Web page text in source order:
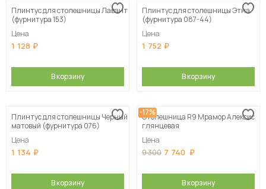
Плинтус для столешницы Лавант
(фурнитура 153)
Цена
1 128
В корзину
Плинтус для столешницы Этна
(фурнитура 087-44)
Цена
1 752
В корзину
Плинтус для столешницы Черный
матовый (фурнитура 076)
Цена
1 134
В корзину
-17%
Столешница R9 Мрамор Алексис
глянцевая
Цена
9 300 7 740
В корзину